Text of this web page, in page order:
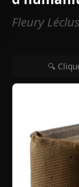
Fleury
🔍